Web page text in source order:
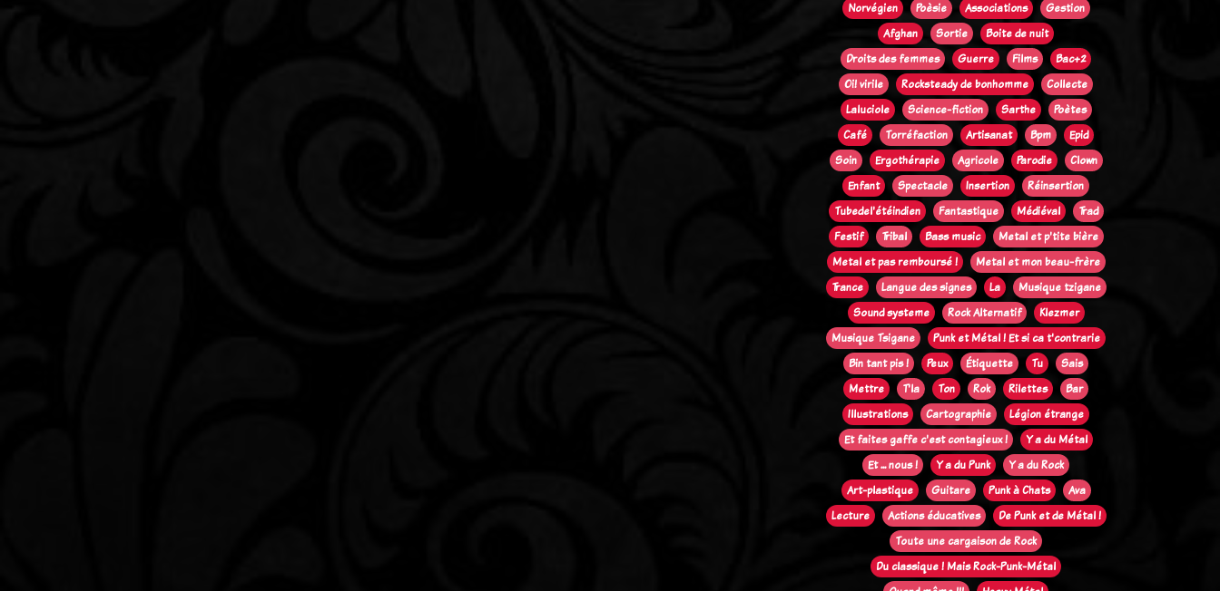
Norvégien
Poèsie Associations
Gestion
Afghan
Sortie
Boite de nuit
Droits des femmes
Guerre Films
Bac+2
Oi! virile
Rocksteady de bonhomme
Collecte
Laluciole
Science-fiction Sarthe
Poètes
Café
Torréfaction Artisanat Bpm
Epid
Soin
Ergothérapie Agricole Parodie
Clown
Enfant
Spectacle Insertion
Réinsertion
Tubedel'étéindien
Fantastique Médiéval
Trad
Festif
Tribal Bass music
Metal et p'tite bière
Metal et pas remboursé !
Metal et mon beau-frère
Trance
Langue des signes La
Musique tzigane
Sound systeme
Rock Alternatif
Klezmer
Musique Tsigane
Punk et Métal ! Et si ca t'contrarie
Bin tant pis !
Peux Étiquette Tu
Sais
Mettre
T'la Ton Rok Rilettes
Bar
Illustrations
Cartographie
Légion étrange
Et faites gaffe c'est contagieux !
Y a du Métal
Et ... nous !
Y a du Punk
Y a du Rock
Art-plastique
Guitare Punk à Chats
Ava
Lecture
Actions éducatives
De Punk et de Métal !
Toute une cargaison de Rock
Du classique ! Mais Rock-Punk-Métal